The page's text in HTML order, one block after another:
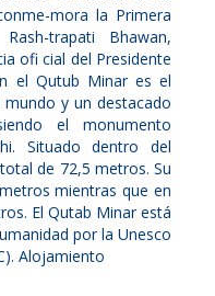
mora la Primera
trapati Bhawan,
ofi cial del Presidente
el Qutub Minar es el
y un destacado
el monumento
Situado dentro del
de 72,5 metros. Su
mientras que en
El Qutab Minar está
por la Unesco
Alojamiento